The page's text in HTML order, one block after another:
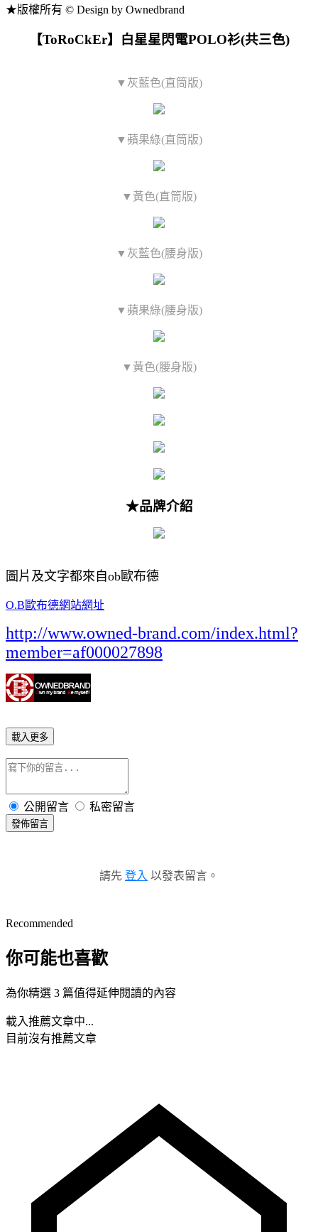
★版權所有 © Design by Ownedbrand
【ToRoCkEr】白星星閃電POLO衫(共三色)
▼灰藍色(直筒版)
▼蘋果綠(直筒版)
▼黃色(直筒版)
▼灰藍色(腰身版)
▼蘋果綠(腰身版)
▼黃色(腰身版)
★品牌介紹
圖片及文字都來自ob歐布德
O.B歐布德網站網址
http://www.owned-brand.com/index.html?
member=af000027898
載入更多
公開留言 私密留言
發佈留言
請先 登入 以發表留言。
Recommended
你可能也喜歡
為你精選 3 篇值得延伸閱讀的內容
載入推薦文章中...
目前沒有推薦文章